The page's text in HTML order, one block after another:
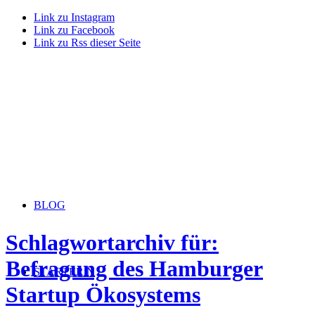
Link zu Instagram
Link zu Facebook
Link zu Rss dieser Seite
BLOG
STARTERiN
Schlagwortarchiv für:
Befragung des Hamburger
Startup Ökosystems